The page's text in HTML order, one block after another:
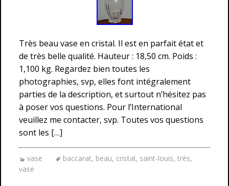
Très beau vase en cristal. Il est en parfait état et
de très belle qualité. Hauteur : 18,50 cm. Poids :
1,100 kg. Regardez bien toutes les
photographies, svp, elles font intégralement
parties de la description, et surtout n’hésitez pas
à poser vos questions. Pour l’International
veuillez me contacter, svp. Toutes vos questions
sont les […]
vase baccarat, beau, cristal, saint-louis, très,
vase